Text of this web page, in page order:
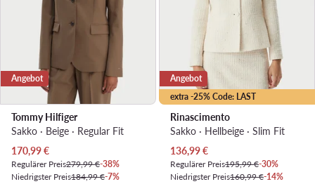
Angebot
Tommy Hilfiger
Sakko · Beige · Regular Fit
Aktueller Preis
170,99€
Regulärer Preis279,99 €-38%
Niedrigster Preis184,99 €-7%
extra -25% Code: LAST
Angebot
Rinascimento
Sakko · Hellbeige · Slim Fit
Aktueller Preis
136,99€
Regulärer Preis195,99 €-30%
Niedrigster Preis160,99 €-14%